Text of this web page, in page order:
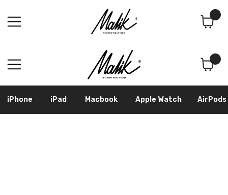
iPhone Apple Watch